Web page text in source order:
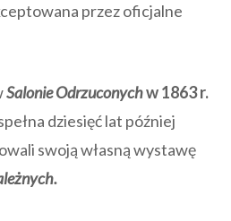
przez oficjalne
Salonie Odrzuconychw 1863 r.
dziesięć lat później
swoją własną wystawę